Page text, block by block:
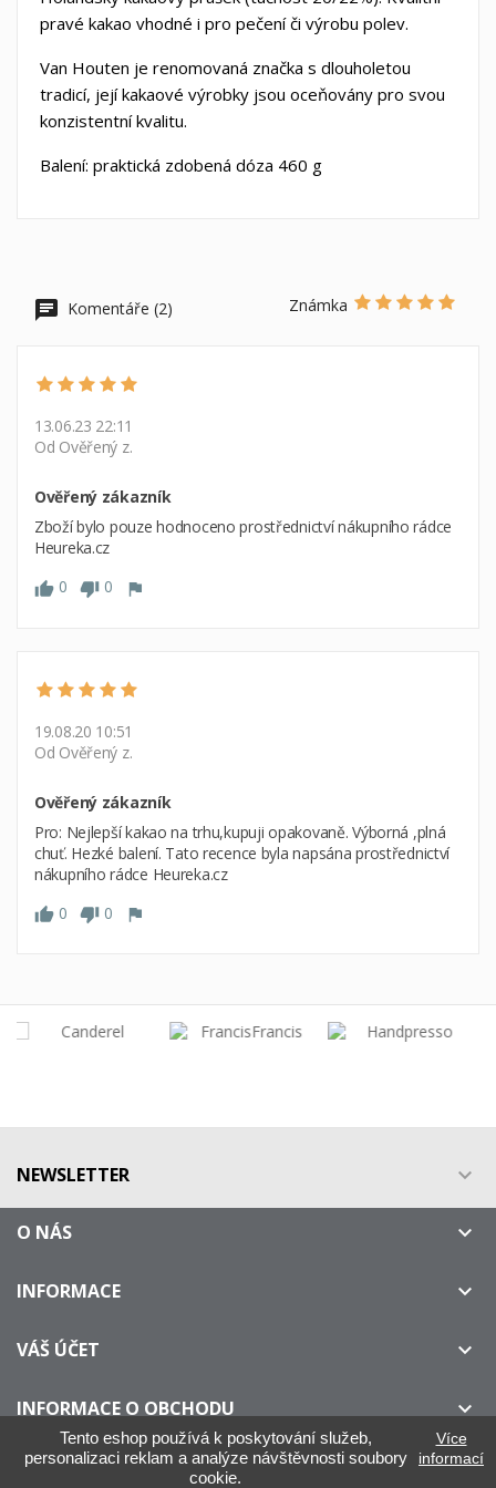
Tento eshop používá k poskytování služeb,
personalizaci reklam a analýze návštěvnosti soubory
cookie.
Více
informací
pravé kakao vhodné i pro pečení či výrobu polev.
Van Houten je renomovaná značka s dlouholetou
tradicí, její kakaové výrobky jsou oceňovány pro svou
konzistentní kvalitu.
Balení: praktická zdobená dóza 460 g
Komentáře (2) Známka
13.06.23 22:11
Od Ověřený z.
Ověřený zákazník
Zboží bylo pouze hodnoceno prostřednictví nákupního rádce
Heureka.cz
0
0
19.08.20 10:51
Od Ověřený z.
Ověřený zákazník
Pro: Nejlepší kakao na trhu,kupuji opakovaně. Výborná ,plná
chuť. Hezké balení. Tato recence byla napsána prostřednictví
nákupního rádce Heureka.cz
0
0
NEWSLETTER 
O NÁS 
INFORMACE 
VÁŠ ÚČET 
INFORMACE O OBCHODU 
add_circle_outline Vytvořit nový seznam
Zrušit Vytvořit seznam přání
Zrušit Přihlásit se